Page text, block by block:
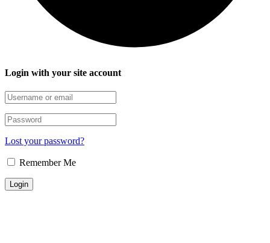
Login with your site account
Lost your password?
Remember Me